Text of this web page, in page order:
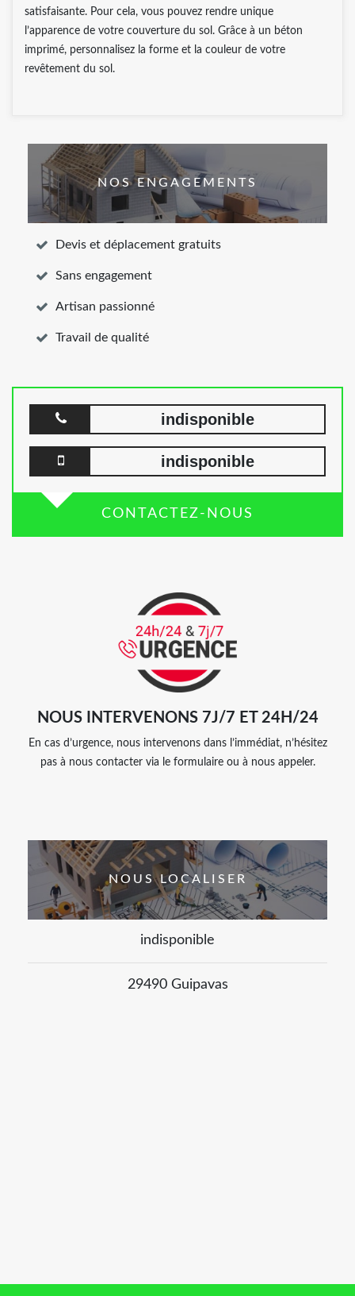
satisfaisante. Pour cela, vous pouvez rendre unique
l’apparence de votre couverture du sol. Grâce à un béton
imprimé, personnalisez la forme et la couleur de votre
revêtement du sol.
NOS ENGAGEMENTS
Devis et déplacement gratuits
Sans engagement
Artisan passionné
Travail de qualité
indisponible
indisponible
CONTACTEZ-NOUS
NOUS INTERVENONS 7J/7 ET 24H/24
En cas d’urgence, nous intervenons dans l’immédiat, n’hésitez
pas à nous contacter via le formulaire ou à nous appeler.
NOUS LOCALISER
indisponible
29490 Guipavas